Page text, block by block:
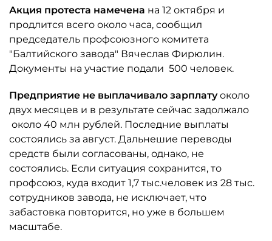
Акция протеста намечена на 12 октября и
продлится всего около часа, сообщил
председатель профсоюзного комитета
"Балтийского завода" Вячеслав Фирюлин.
Документы на участие подали 500 человек.
Предприятие не выплачивало зарплатуоколо
двух месяцев и в результате сейчас задолжало
около 40 млн рублей. Последние выплаты
состоялись за август. Дальнешие переводы
средств были согласованы, однако, не
состоялись. Если ситуация сохранится, то
профсоюз, куда входит 1,7 тыс.человек из 28 тыс.
сотрудников завода, не исключает, что
забастовка повторится, но уже в большем
масштабе.